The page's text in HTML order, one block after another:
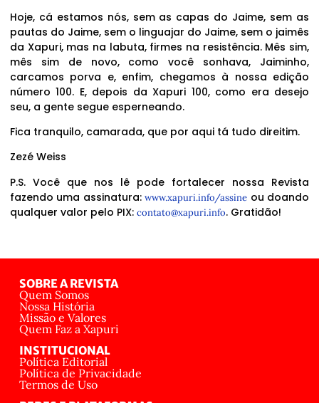
Hoje, cá estamos nós, sem as capas do Jaime, sem as
pautas do Jaime, sem o linguajar do Jaime, sem o jaimês
da Xapuri, mas na labuta, firmes na resistência. Mês sim,
mês sim de novo, como você sonhava, Jaiminho,
carcamos porva e, enfim, chegamos à nossa edição
número 100. E, depois da Xapuri 100, como era desejo
seu, a gente segue esperneando.
Fica tranquilo, camarada, que por aqui tá tudo direitim.
Zezé Weiss
P.S. Você que nos lê pode fortalecer nossa Revista
fazendo uma assinatura:www.xapuri.info/assine ou doando
qualquer valor pelo PIX: contato@xapuri.info. Gratidão!
SOBRE A REVISTA
Quem Somos
Nossa História
Missão e Valores
Quem Faz a Xapuri
INSTITUCIONAL
Política Editorial
Política de Privacidade
Termos de Uso